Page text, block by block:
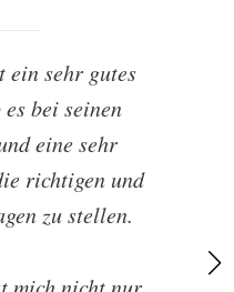
sehr gutes
bei seinen
eine sehr
richtigen und
zu stellen.
mich nicht nur